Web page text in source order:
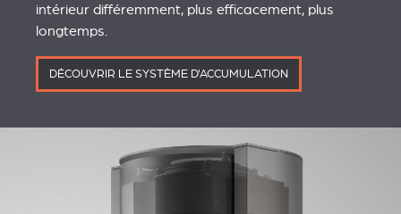
intérieur différemment, plus efficacement, plus
longtemps.
DÉCOUVRIR LE SYSTÈME D'ACCUMULATION